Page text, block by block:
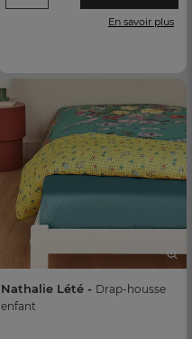
En savoir plus
Nathalie Lété - Drap-housse
enfant